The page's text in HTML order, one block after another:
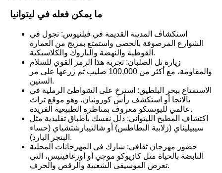
ما يمكن فعله في ليتوانيا
استكشاف المدينة القديمة في فيلنيوس: تجول في
الشوارع المرصوفة بالحصى واستمتع بمزيج من العمارة
القوطية والنهضة والباروك والكلاسيكية.
زيارة تل الصلبان: تجربة هذا الرمز القوي للسلام
والمقاومة، مع أكثر من 100,000 صليب تم زرعها على مر
السنين.
الاستمتاع ببحر البلطيق: استرخِ على الشواطئ الرملية في
بالانجا أو استكشف رأس كورونيان، وهو موقع تراث
عالمي لليونسكو معروف بمناظره الطبيعية الفريدة.
اكتشاف المطبخ الليتواني: دلل نفسك بأطباق تقليدية مثل
سيبيليناي (زلابية البطاطس) أو شالتيبارشتشياي (حساء
البنجر البارد).
حضور مهرجان ثقافي: شارك في المهرجانات المحلية
النابضة بالحياة مثل كازيوكو موجي أو أوزغافينيس، التي
تعرض الموسيقى الشعبية والرقص والحرف.